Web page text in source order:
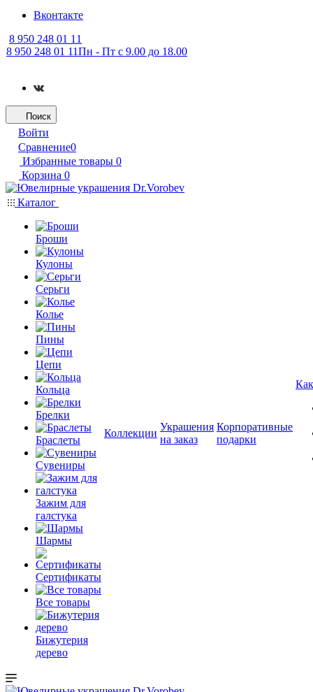
Вконтакте
8 950 248 01 11
8 950 248 01 11Пн - Пт с 9.00 до 18.00
Поиск
Войти
Сравнение0
Избранные товары 0
Корзина 0
Каталог
Броши
Кулоны
Серьги
Колье
Пины
Цепи
Кольца
Брелки
Браслеты
Сувениры
Зажим для
галстука
Шармы
Сертификаты
Все товары
Бижутерия
дерево
Коллекции
Украшения
на заказ
Корпоративные
подарки